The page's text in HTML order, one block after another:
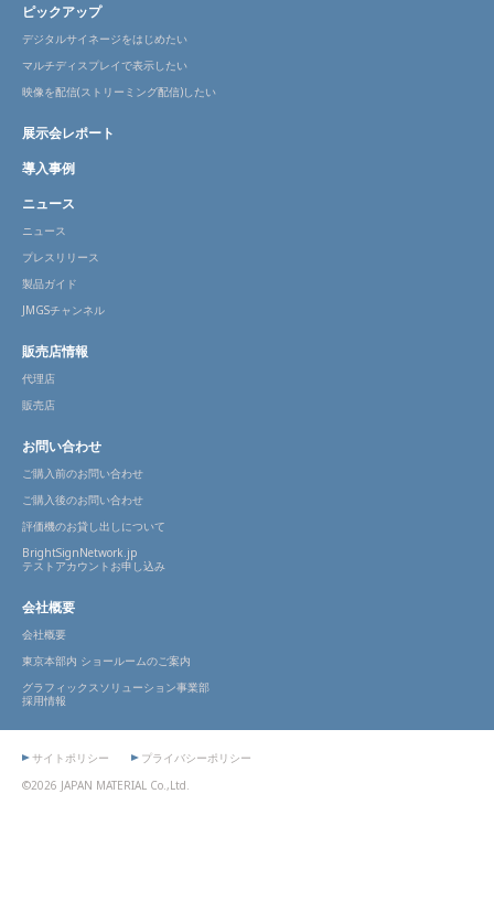
ピックアップ
デジタルサイネージをはじめたい
マルチディスプレイで表示したい
映像を配信(ストリーミング配信)したい
展示会レポート
導入事例
ニュース
ニュース
プレスリリース
製品ガイド
JMGSチャンネル
販売店情報
代理店
販売店
お問い合わせ
ご購入前のお問い合わせ
ご購入後のお問い合わせ
評価機のお貸し出しについて
BrightSignNetwork.jp
テストアカウントお申し込み
会社概要
会社概要
東京本部内 ショールームのご案内
グラフィックスソリューション事業部
採用情報
©2026 JAPAN MATERIAL Co.,Ltd.
サイトポリシー プライバシーポリシー